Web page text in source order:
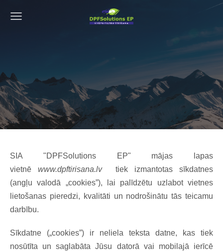
SIA "DPFSolutions EP" mājas lapas
vietnēwww.dpftirisana.lv tiek izmantotas sīkdatnes
(angļu valodā „cookies”), lai palīdzētu uzlabot vietnes
lietošanas pieredzi, kvalitāti un nodrošinātu tās teicamu
darbību.
Sīkdatne („cookies”) ir neliela teksta datne, kas tiek
nosūtīta un saglabāta Jūsu datorā vai mobilajā ierīcē